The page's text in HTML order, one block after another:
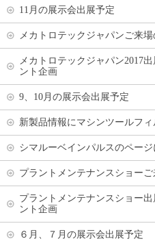
11月の展示会出展予定
メカトロテックジャパンご来
メカトロテックジャパン2017
ント企画
9、10月の展示会出展予定
新製品情報にマシンツールフ
シマルーベインパルスのペー
プラントメンテナンスショー
プラントメンテナンスショー
ント企画
６月、７月の展示会出展予定